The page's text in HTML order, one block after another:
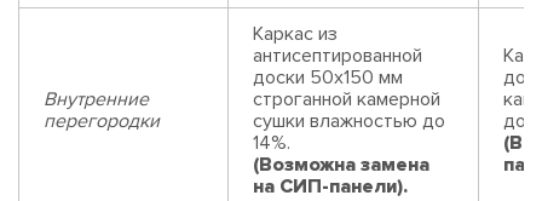
Внутренние
перегородки
Каркас из
антисептированной
доски 50х150 мм
строганной камерной
сушки влажностью до
14%.
(Возможна замена
на СИП-панели).
до